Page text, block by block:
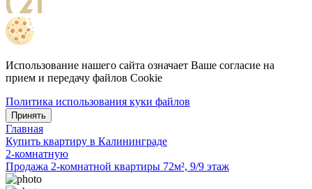
Использование нашего сайта означает Ваше согласие на
прием и передачу файлов Cookie
Политика использования куки файлов
Принять
Главная
Купить квартиру в Калининграде
2-комнатную
Продажа 2-комнатной квартиры 72м², 9/9 этаж